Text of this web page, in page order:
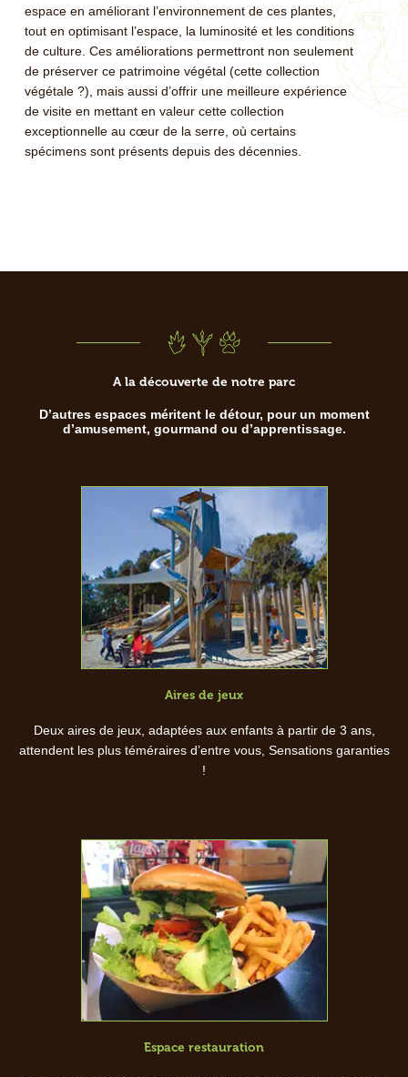
espace en améliorant l’environnement de ces plantes,
tout en optimisant l’espace, la luminosité et les conditions
de culture. Ces améliorations permettront non seulement
de préserver ce patrimoine végétal (cette collection
végétale ?), mais aussi d’offrir une meilleure expérience
de visite en mettant en valeur cette collection
exceptionnelle au cœur de la serre, où certains
spécimens sont présents depuis des décennies.
A la découverte de notre parc
D’autres espaces méritent le détour, pour un moment
d’amusement, gourmand ou d’apprentissage.
Aires de jeux
Deux aires de jeux, adaptées aux enfants à partir de 3 ans,
attendent les plus téméraires d’entre vous, Sensations garanties
!
Espace restauration